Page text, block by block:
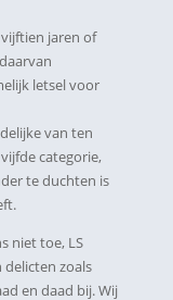
jaren of
letsel voor
van ten
categorie,
te duchten is
niet toe, LS
delicten zoals
en daad bij. Wij